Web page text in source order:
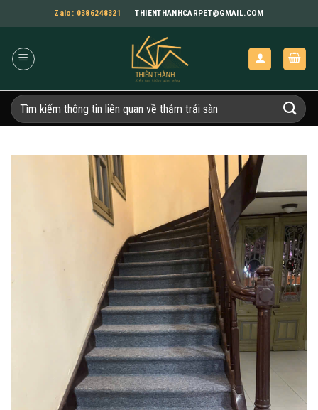
qua
dung
Zalo: 0386248321 THIENTHANHCARPET@GMAIL.COM
Tìm
kiếm: